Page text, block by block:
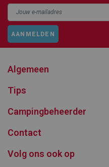
AANMELDEN
Algemeen
Tips
Campingbeheerder
Contact
Volg ons ook op